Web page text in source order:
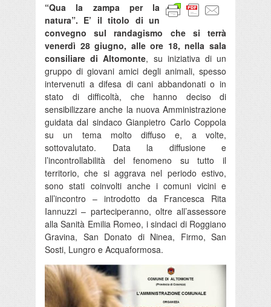
“Qua la zampa per la
natura”. E’ il titolo di un
convegno sul randagismo che si terrà
venerdì 28 giugno, alle ore 18, nella sala
consiliare di Altomonte, su iniziativa di un
gruppo di giovani amici degli animali, spesso
intervenuti a difesa di cani abbandonati o in
stato di difficoltà, che hanno deciso di
sensibilizzare anche la nuova Amministrazione
guidata dal sindaco Gianpietro Carlo Coppola
su un tema molto diffuso e, a volte,
sottovalutato. Data la diffusione e
l’incontrollabilità del fenomeno su tutto il
territorio, che si aggrava nel periodo estivo,
sono stati coinvolti anche i comuni vicini e
all’incontro – introdotto da Francesca Rita
Iannuzzi – parteciperanno, oltre all’assessore
alla Sanità Emilia Romeo, i sindaci di Roggiano
Gravina, San Donato di Ninea, Firmo, San
Sosti, Lungro e Acquaformosa.